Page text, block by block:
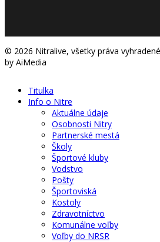
© 2026 Nitralive, všetky práva
by AiMedia
Titulka
Info o Nitre
Aktuálne údaje
Osobnosti Nitry
Partnerské mestá
Školy
Športové kluby
Vodstvo
Pošty
Športoviská
Kostoly
Zdravotníctvo
Komunálne voľby
Voľby do NRSR